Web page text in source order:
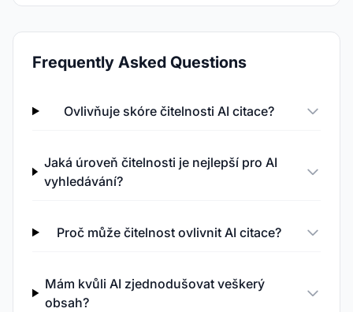
Frequently Asked Questions
Ovlivňuje skóre čitelnosti AI citace?
Jaká úroveň čitelnosti je nejlepší pro AI
vyhledávání?
Proč může čitelnost ovlivnit AI citace?
Mám kvůli AI zjednodušovat veškerý
obsah?